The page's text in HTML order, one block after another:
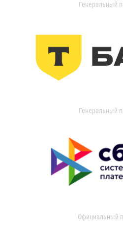
Генеральный
Генеральный
Официальный